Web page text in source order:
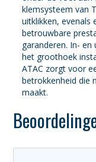
klemsysteem van
uitklikken, evenals
betrouwbare
garanderen. In- en
het groothoek
ATAC zorgt voor
betrokkenheid die
maakt.